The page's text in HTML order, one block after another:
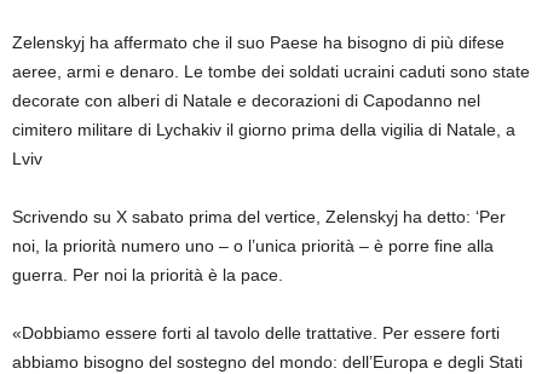
Zelenskyj ha affermato che il suo Paese ha bisogno di più difese
aeree, armi e denaro. Le tombe dei soldati ucraini caduti sono state
decorate con alberi di Natale e decorazioni di Capodanno nel
cimitero militare di Lychakiv il giorno prima della vigilia di Natale, a
Lviv
Scrivendo su X sabato prima del vertice, Zelenskyj ha detto: ‘Per
noi, la priorità numero uno – o l’unica priorità – è porre fine alla
guerra. Per noi la priorità è la pace.
«Dobbiamo essere forti al tavolo delle trattative. Per essere forti
abbiamo bisogno del sostegno del mondo: dell’Europa e degli Stati